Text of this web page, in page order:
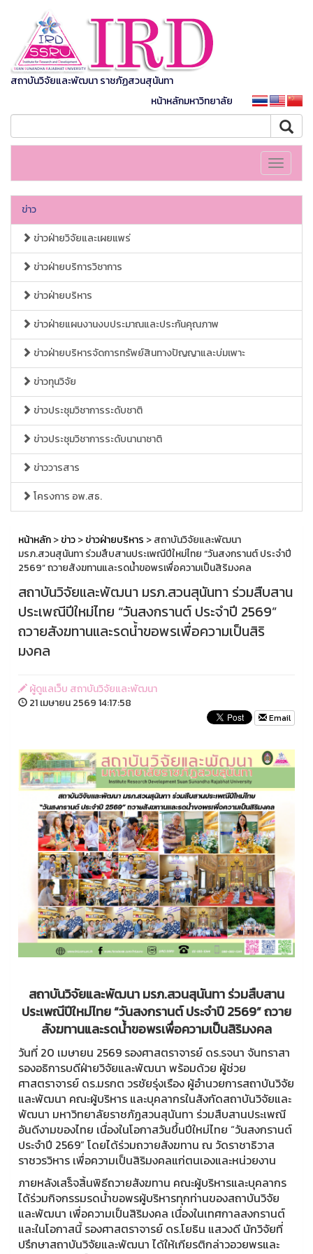
สถาบันวิจัยและพัฒนา ราชภัฏสวนสุนันทา
หน้าหลักมหาวิทยาลัย
Toggle
ข่าว
ข่าวฝ่ายวิจัยและเผยแพร่
ข่าวฝ่ายบริการวิชาการ
ข่าวฝ่ายบริหาร
ข่าวฝ่ายแผนงานงบประมาณและประกันคุณภาพ
ข่าวฝ่ายบริหารจัดการทรัพย์สินทางปัญญาและบ่มเพาะ
ข่าวทุนวิจัย
ข่าวประชุมวิชาการระดับชาติ
ข่าวประชุมวิชาการระดับนานาชาติ
ข่าววารสาร
โครงการ อพ.สธ.
หน้าหลัก>ข่าว>ข่าวฝ่ายบริหาร > สถาบันวิจัยและพัฒนา
มรภ.สวนสุนันทา ร่วมสืบสานประเพณีปีใหม่ไทย “วันสงกรานต์ ประจำปี
2569” ถวายสังฆทานและรดน้ำขอพรเพื่อความเป็นสิริมงคล
สถาบันวิจัยและพัฒนา มรภ.สวนสุนันทา ร่วมสืบสาน
ประเพณีปีใหม่ไทย “วันสงกรานต์ ประจำปี 2569”
ถวายสังฆทานและรดน้ำขอพรเพื่อความเป็นสิริ
มงคล
ผู้ดูแลเว็บ สถาบันวิจัยและพัฒนา
21 เมษายน 2569 14:17:58
Email
สถาบันวิจัยและพัฒนา มรภ.สวนสุนันทา ร่วมสืบสาน
ประเพณีปีใหม่ไทย “วันสงกรานต์ ประจำปี 2569” ถวาย
สังฆทานและรดน้ำขอพรเพื่อความเป็นสิริมงคล
วันที่ 20 เมษายน 2569 รองศาสตราจารย์ ดร.รจนา จันทราสา
รองอธิการบดีฝ่ายวิจัยและพัฒนา พร้อมด้วย ผู้ช่วย
ศาสตราจารย์ ดร.มรกต วรชัยรุ่งเรือง ผู้อำนวยการสถาบันวิจัย
และพัฒนา คณะผู้บริหาร และบุคลากรในสังกัดสถาบันวิจัยและ
พัฒนา มหาวิทยาลัยราชภัฏสวนสุนันทา ร่วมสืบสานประเพณี
อันดีงามของไทย เนื่องในโอกาสวันขึ้นปีใหม่ไทย “วันสงกรานต์
ประจำปี 2569” โดยได้ร่วมถวายสังฆทาน ณ วัดราชาธิวาส
ราชวรวิหาร เพื่อความเป็นสิริมงคลแก่ตนเองและหน่วยงาน
ภายหลังเสร็จสิ้นพิธีถวายสังฆทาน คณะผู้บริหารและบุคลากร
ได้ร่วมกิจกรรมรดน้ำขอพรผู้บริหารทุกท่านของสถาบันวิจัย
และพัฒนา เพื่อความเป็นสิริมงคล เนื่องในเทศกาลสงกรานต์
และในโอกาสนี้ รองศาสตราจารย์ ดร.โยธิน แสวงดี นักวิจัยที่
ปรึกษาสถาบันวิจัยและพัฒนา ได้ให้เกียรติกล่าวอวยพรและ